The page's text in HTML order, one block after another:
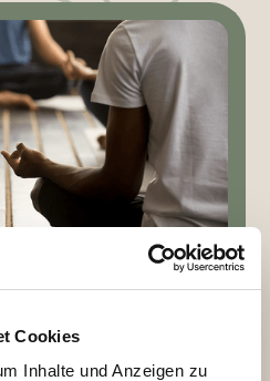
Cookies
Inhalte und Anzeigen zu